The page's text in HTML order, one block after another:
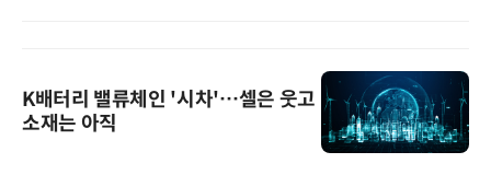
K배터리 밸류체인 '시차'…셀은 웃고
소재는 아직